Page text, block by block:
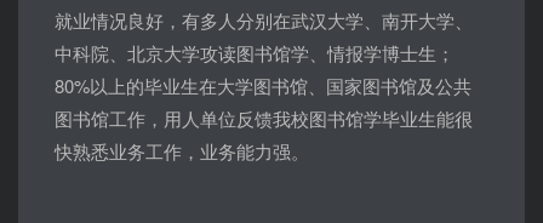
就业情况良好，有多人分别在武汉大学、南开大学、
中科院、北京大学攻读图书馆学、情报学博士生；
80%以上的毕业生在大学图书馆、国家图书馆及公共
图书馆工作，用人单位反馈我校图书馆学毕业生能很
快熟悉业务工作，业务能力强。